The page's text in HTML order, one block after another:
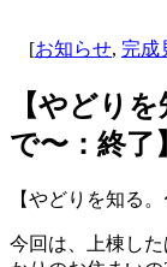
[お知らせ, 完成
【やどり
で〜：終了
【やどりを知る
今回は、上棟し